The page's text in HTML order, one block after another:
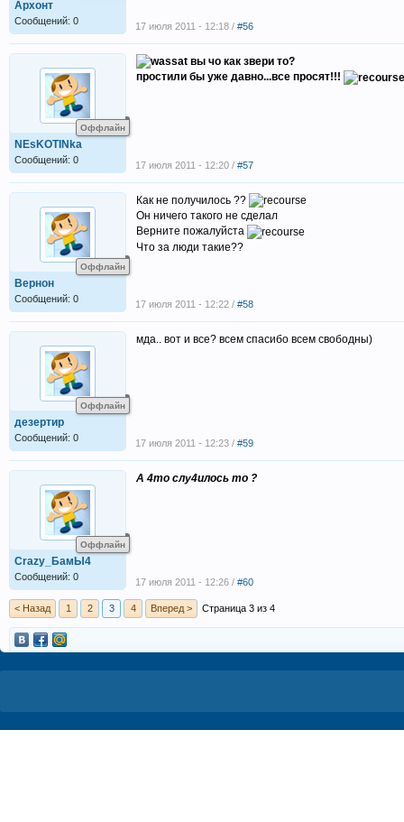
Архонт
Сообщений: 0 17 июля 2011 - 12:18 / #56
Оффлайн
NEsKOTINka
Сообщений: 0
вы чо как звери то?
простили бы уже давно...все просят!!!
17 июля 2011 - 12:20 / #57
Оффлайн
Вернон
Сообщений: 0
Как не получилось ??
Он ничего такого не сделал
Верните пожалуйста
Что за люди такие??
17 июля 2011 - 12:22 / #58
Оффлайн
дезертир
Сообщений: 0
мда.. вот и все? всем спасибо всем свободны)
17 июля 2011 - 12:23 / #59
Оффлайн
Crazy_БамЫ4
Сообщений: 0
А 4то слу4илось то ?
17 июля 2011 - 12:26 / #60
< Назад 1 2 3 4 Вперед > Страница 3 из 4